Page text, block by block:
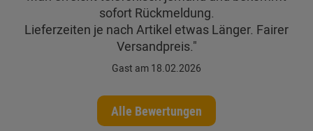
sofort Rückmeldung.
Lieferzeiten je nach Artikel etwas Länger. Fairer
Versandpreis."
Gast am 18.02.2026
Alle Bewertungen